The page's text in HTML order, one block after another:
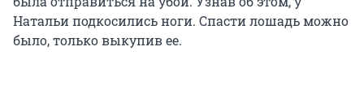
Натальи подкосились ноги. Спасти лошадь можно
было, только выкупив ее.